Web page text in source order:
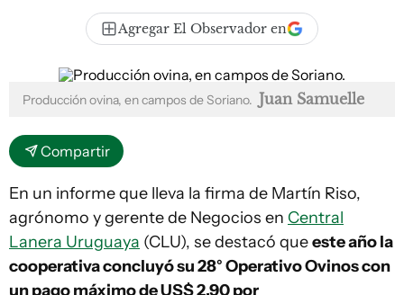
Agregar El Observador en
Producción ovina, en campos de Soriano. Juan Samuelle
Compartir
En un informe que lleva la firma de Martín Riso,
agrónomo y gerente de Negocios en Central
Lanera Uruguaya (CLU), se destacó queeste año la
cooperativa concluyó su 28° Operativo Ovinos con
un pago máximo de US$ 2,90 por